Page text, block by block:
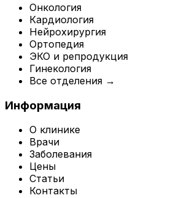
Онкология
Кардиология
Нейрохирургия
Ортопедия
ЭКО и репродукция
Гинекология
Все отделения →
Информация
О клинике
Врачи
Заболевания
Цены
Статьи
Контакты